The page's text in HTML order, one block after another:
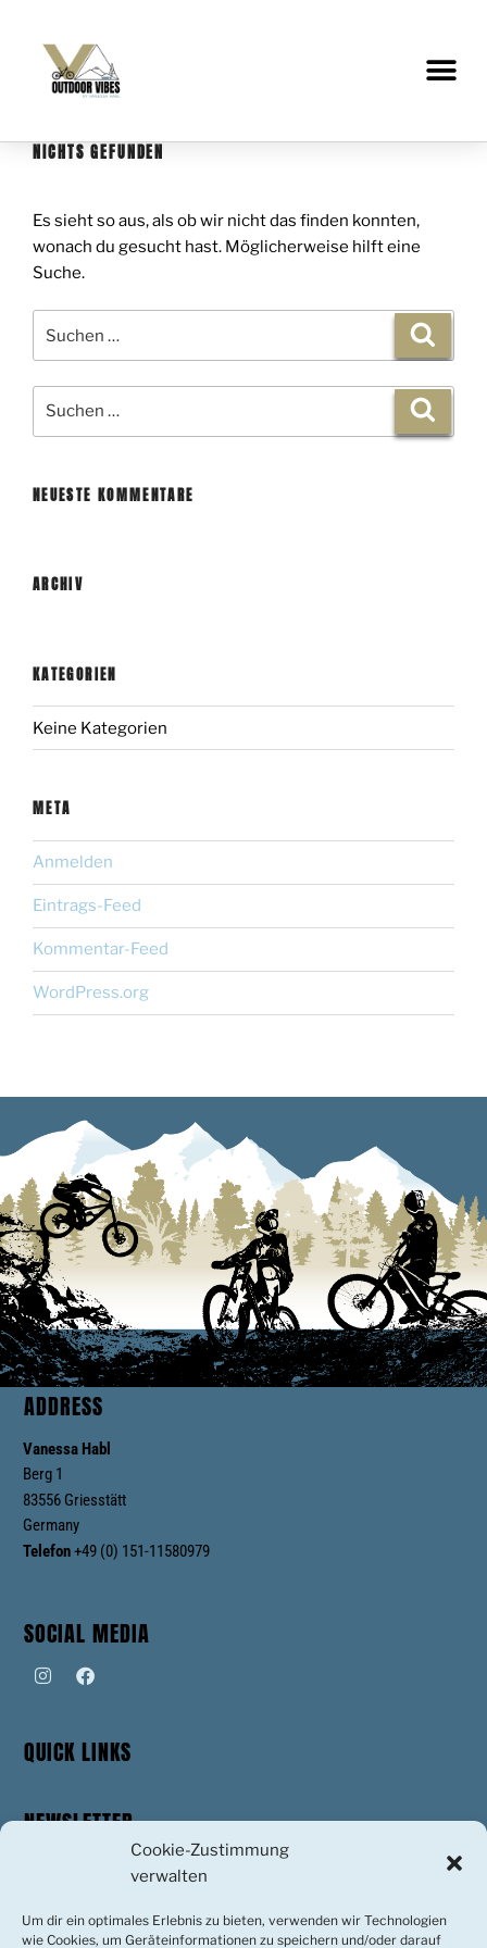
Cookie-Zustimmung
verwalten
Um dir ein optimales Erlebnis zu bieten, verwenden wir Technologien
wie Cookies, um Geräteinformationen zu speichern und/oder darauf
NICHTS GEFUNDEN
Es sieht so aus, als ob wir nicht das finden konnten,
wonach du gesucht hast. Möglicherweise hilft eine
Suche.
NEUESTE KOMMENTARE
ARCHIV
KATEGORIEN
Keine Kategorien
META
Anmelden
Eintrags-Feed
Kommentar-Feed
WordPress.org
ADDRESS
Vanessa Habl
Berg 1
83556 Griesstätt
Germany
Telefon+49 (0) 151-11580979
SOCIAL MEDIA
QUICK LINKS
NEWSLETTER
Stay up to date with our latest news, receive exclusive deals, and more.